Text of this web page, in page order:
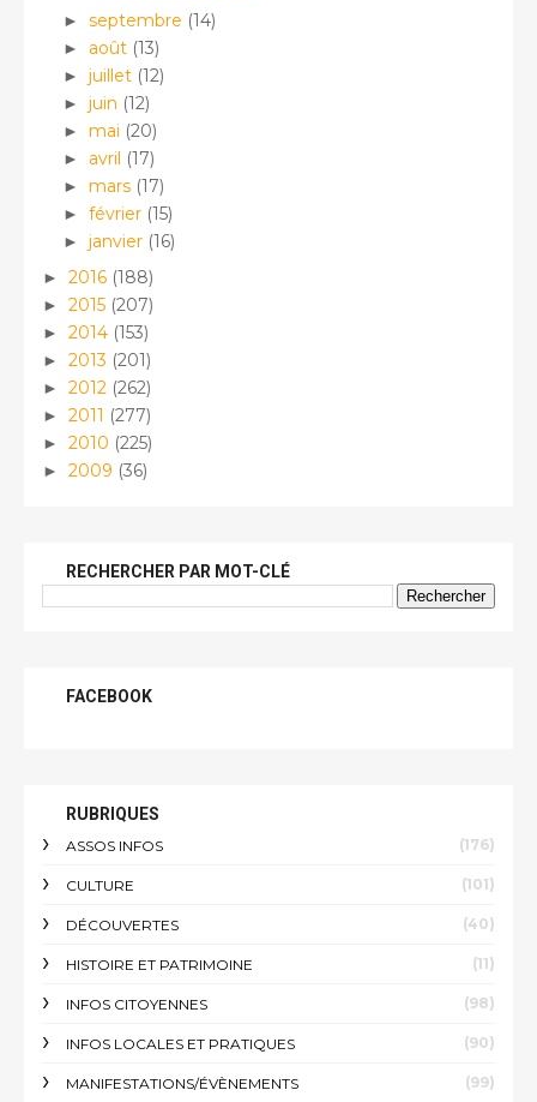
► septembre (14)
► août (13)
► juillet (12)
► juin (12)
► mai (20)
► avril (17)
► mars (17)
► février (15)
► janvier (16)
► 2016 (188)
► 2015 (207)
► 2014 (153)
► 2013 (201)
► 2012 (262)
► 2011 (277)
► 2010 (225)
► 2009 (36)
RECHERCHER PAR MOT-CLÉ
FACEBOOK
RUBRIQUES
ASSOS INFOS (176)
CULTURE (101)
DÉCOUVERTES (40)
HISTOIRE ET PATRIMOINE (11)
INFOS CITOYENNES (98)
INFOS LOCALES ET PRATIQUES (90)
MANIFESTATIONS/ÉVÈNEMENTS (99)